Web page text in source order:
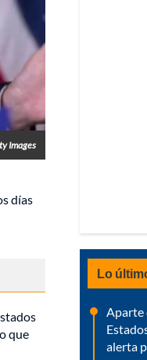
Images
días
que
Lo
Aparte
alerta